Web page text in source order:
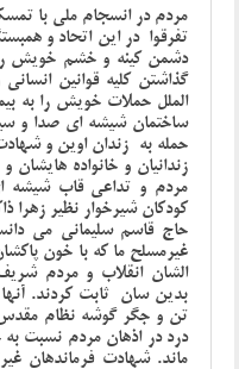
مردم در انسجام ملی با
تفرقوا در این اتحاد و
گذاشتن کلیه قوانین
الملل حملات خویش را به
ساختمان شیشه ای صدا و
حمله به زندان اوین و
زندانیان و خانواده
مردم و تداعی قاب شیشه
کودکان شیرخوار نظیر
حاج قاسم سلیمانی می
غیرمسلح ما که با خون
الشان انقلاب و مردم
بدین سان ثابت کردند. آنها
تن و جگر گوشه نظام مقدس
درد در اذهان مردم نسبت به
ماند. شهادت فرماندهان